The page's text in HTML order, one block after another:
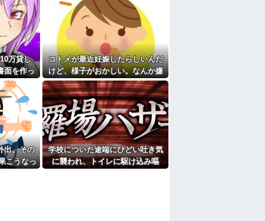
て…
いで吐き出した結果ｗｗｗｗ
絵があるんだよ！洗っても落ちないんだ
るのね。こんな田舎で刺青バレたら面倒
。
ツの方が好きだった
趣味と地元の話だけして採用された
？「現実」と「妄想」の境界が崩れるって
た。他所のお宅をピンポンして「あそぼ
クレしてた。田舎では普通のことだったの
い、バランスが悪い」と酷評してたトメ。
が取りにくい字ねぇ～あたち自分の名前だ
よ
万貸し
面を作っ
・・・
コトメが最近妊娠したらしいんだ
けど、様子がおかしい。なんか嫌
な予感がして、コトメにこっそり
電話したら...
出。その
こうなっ
学校についた途端にひどい吐き気
に襲われ、トイレに駆け込み嘔